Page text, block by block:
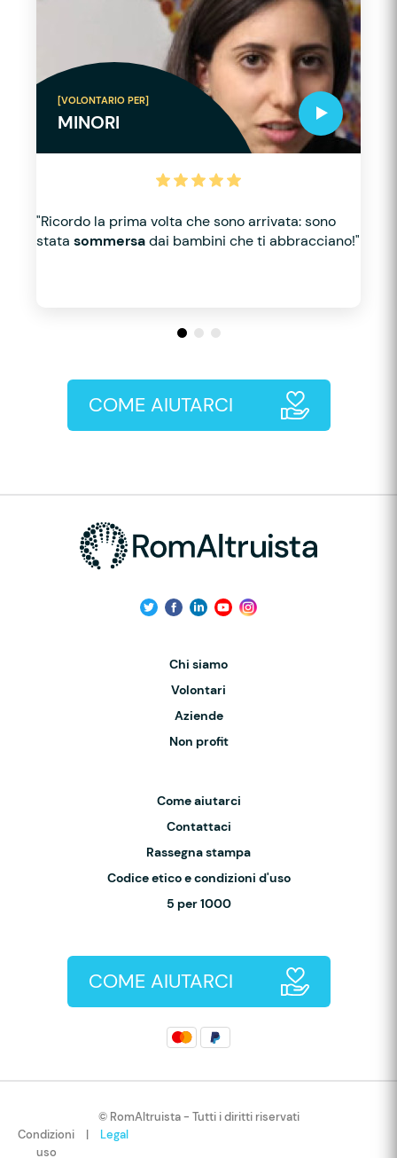
[VOLONTARIO PER]
MINORI
"Ricordo la prima volta che sono arrivata: sono
stata sommersadai bambini che ti abbracciano!"
COME AIUTARCI
Chi siamo
Volontari
Aziende
Non profit
Come aiutarci
Contattaci
Rassegna stampa
Codice etico e condizioni d'uso
5 per 1000
COME AIUTARCI
© RomAltruista - Tutti i diritti riservati
Condizioni
uso
| Legal